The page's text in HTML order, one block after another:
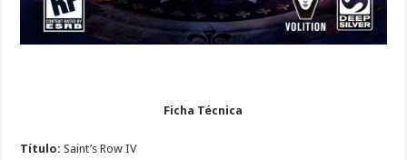
Ficha Técnica
Título: Saint’s Row IV